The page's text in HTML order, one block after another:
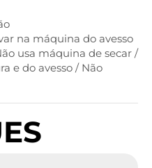
na máquina do avesso
usa máquina de secar /
e do avesso / Não